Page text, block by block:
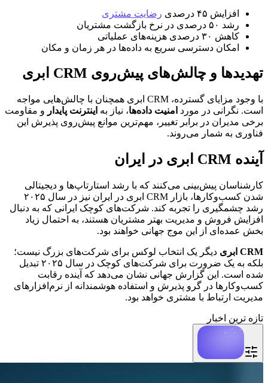
افزایش ۴۵ درصدی
رضایت مشتری
رشد ۵۰ درصدی در نرخ بازگشت مشتریان
کاهش ۳۰ درصدی هزینه‌های عملیاتی
امکان دسترسی سریع به داده‌ها در هر زمان و مکان
تهدیدها و چالش‌های پیش‌روی CRM ابری
با وجود مزایای گسترده، CRM ابری همچنان با چالش‌هایی مواجه
است. نگرانی در مورد امنیت داده‌ها، نیاز به اینترنت پایدار و مقاومت
برخی مدیران در برابر تغییر، مهم‌ترین موانع پیش‌روی پذیرش این
فناوری به شمار می‌روند.
آینده CRM ابری در ایران
کارشناسان پیش‌بینی می‌کنند که با رشد استارتاپ‌ها و دیجیتالی
شدن کسب‌وکارها، بازار CRM ابری در ایران نیز در سال ۲۰۲۵
رشد چشمگیری را تجربه کند. شرکت‌های کوچک ایرانی که به دنبال
افزایش فروش و مدیریت بهتر مشتریان هستند، به احتمال زیاد
بخش عمده‌ای از این موج جهانی خواهند بود.
CRM ابری
دیگر یک انتخاب لوکس برای شرکت‌های بزرگ نیست؛
بلکه به یک ضرورت برای شرکت‌های کوچک در سال ۲۰۲۵ تبدیل
شده است. این گزارش جهانی نشان می‌دهد که آینده رقابت
کسب‌وکارها در گرو پذیرش و استفاده هوشمندانه از نرم‌افزارهای
مدیریت ارتباط با مشتری خواهد بود.
تازه ترین اخبار